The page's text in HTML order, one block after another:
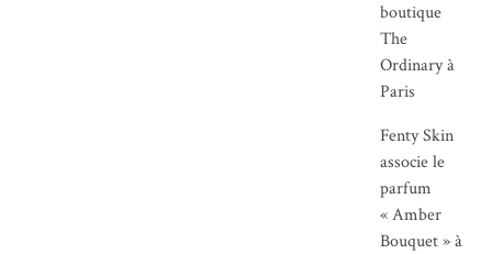
boutique
The
Ordinary à
Paris
Fenty Skin
associe le
parfum
« Amber
Bouquet » à